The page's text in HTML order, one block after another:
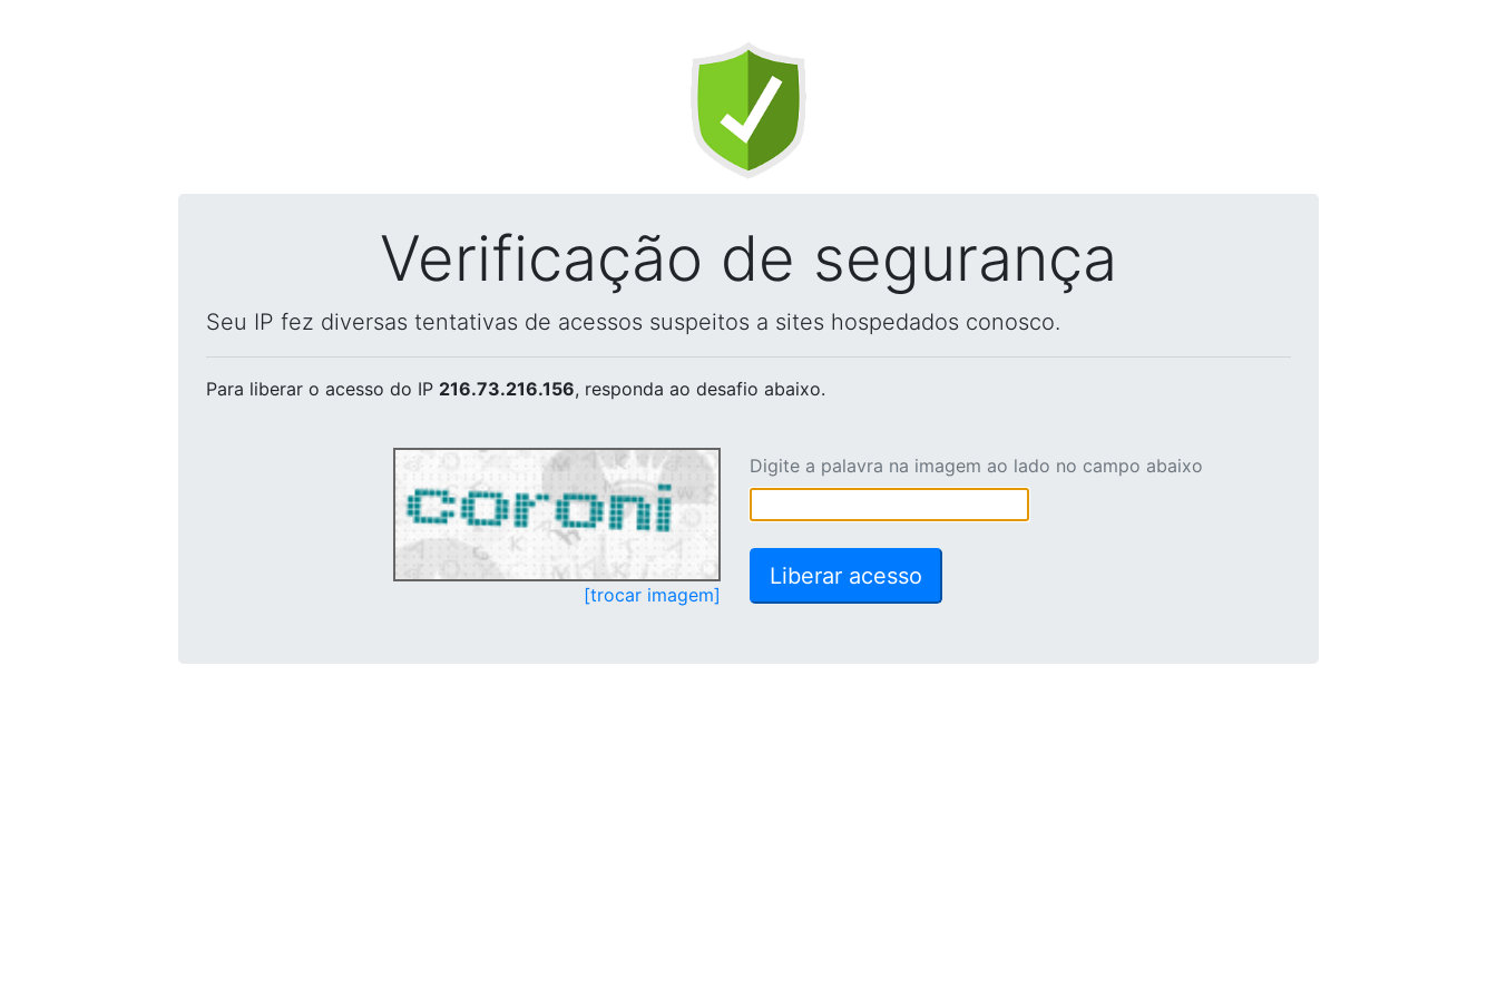
Verificação de segurança
Seu IP fez diversas tentativas de acessos suspeitos a sites hospedados conosco.
Para liberar o acesso do IP 216.73.216.156, responda ao desafio abaixo.
[trocar imagem]
Digite a palavra na imagem ao lado no campo abaixo